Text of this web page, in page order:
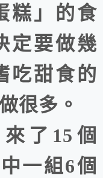
糕」的食
定要做幾
吃甜食的
很多。
了15個
一組6個